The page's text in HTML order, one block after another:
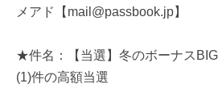
メアド【mail@passbook.jp】
★件名：【当選】冬のボーナス
(1)件の高額当選